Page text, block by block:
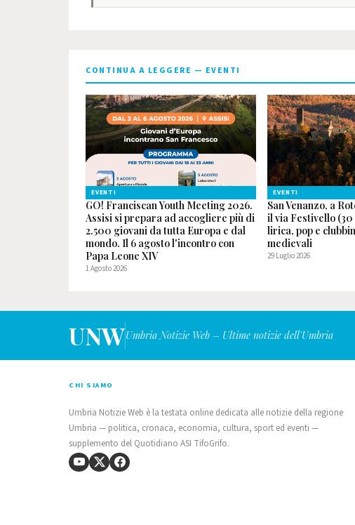
CONTINUA A LEGGERE — EVENTI
EVENTI
GO! Franciscan Youth Meeting 2026.
Assisi si prepara ad accogliere più di
2.500 giovani da tutta Europa e dal
mondo. Il 6 agosto l'incontro con
Papa Leone XIV
1 Agosto 2026
EVENTI
San Venanzo, a
il via Festivello
lirica, pop e
medievali
29 Luglio 2026
UNWUmbria Notizie Web – Ultime notizie dell'Umbria
CHI SIAMO
Umbria Notizie Web è la testata online dedicata alle notizie della regione
Umbria — politica, cronaca, economia, cultura, sport ed eventi —
supplemento del Quotidiano ASI TifoGrifo.